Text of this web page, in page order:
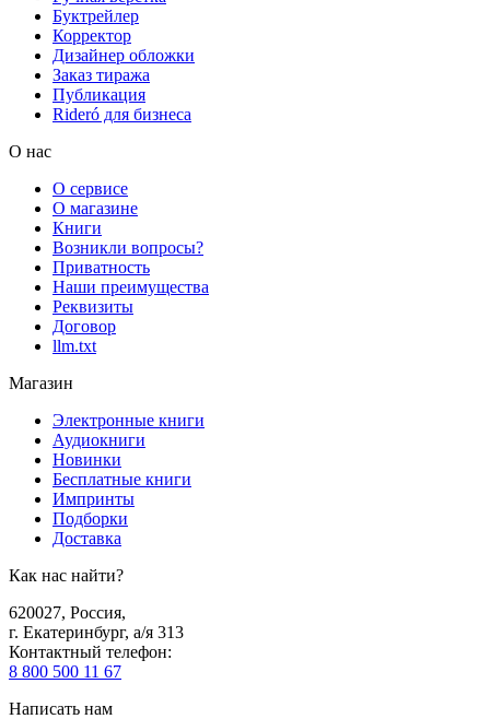
Буктрейлер
Корректор
Дизайнер обложки
Заказ тиража
Публикация
Rideró для бизнеса
О нас
О сервисе
О магазине
Книги
Возникли вопросы?
Приватность
Наши преимущества
Реквизиты
Договор
llm.txt
Магазин
Электронные книги
Аудиокниги
Новинки
Бесплатные книги
Импринты
Подборки
Доставка
Как нас найти?
620027, Россия,
г. Екатеринбург, а/я 313
Контактный телефон:
8 800 500 11 67
Написать нам